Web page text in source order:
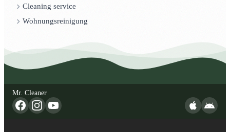
Cleaning service
Wohnungsreinigung
Mr. Cleaner